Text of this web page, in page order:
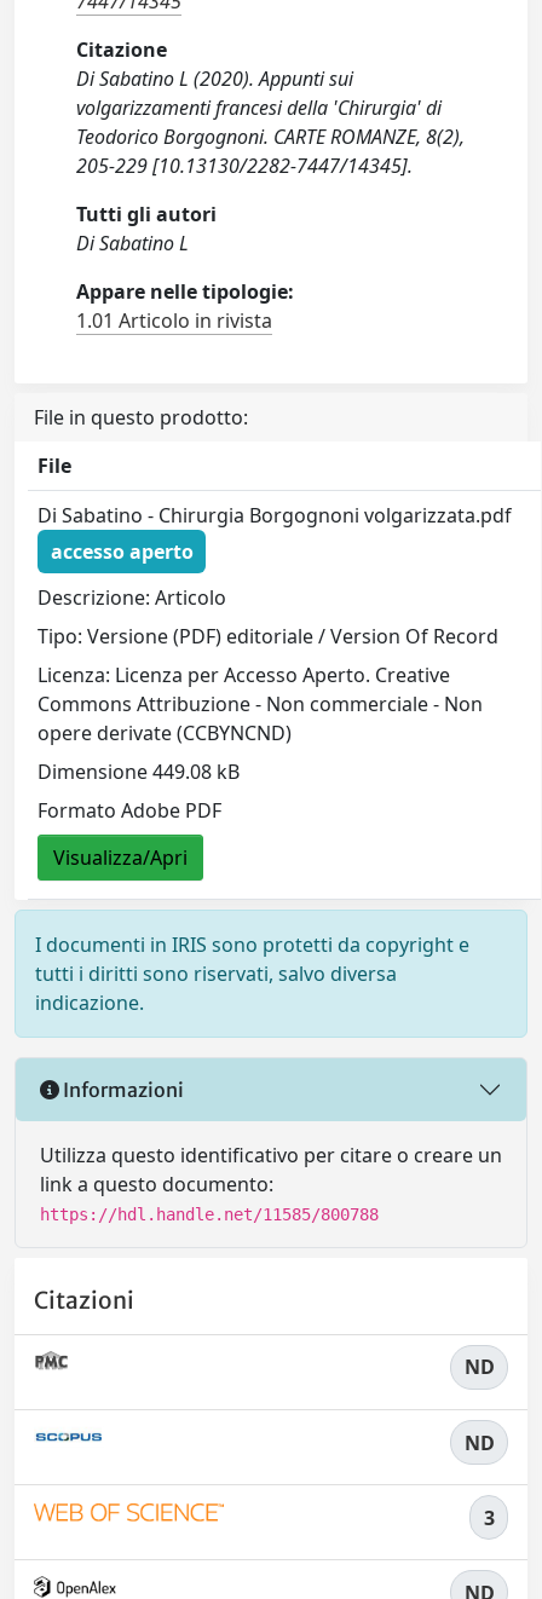
Citazione
Di Sabatino L (2020). Appunti sui
volgarizzamenti francesi della 'Chirurgia' di
Teodorico Borgognoni. CARTE ROMANZE, 8(2),
205-229 [10.13130/2282-7447/14345].
Tutti gli autori
Di Sabatino L
Appare nelle tipologie:
1.01 Articolo in rivista
File in questo prodotto:
File
Di Sabatino - Chirurgia Borgognoni volgarizzata.pdf
accesso aperto
Descrizione: Articolo
Tipo: Versione (PDF) editoriale / Version Of Record
Licenza: Licenza per Accesso Aperto. Creative
Commons Attribuzione - Non commerciale - Non
opere derivate (CCBYNCND)
Dimensione 449.08 kB
Formato Adobe PDF
Visualizza/Apri
I documenti in IRIS sono protetti da copyright e
tutti i diritti sono riservati, salvo diversa
indicazione.
Informazioni
Utilizza questo identificativo per citare o creare un
link a questo documento:
https://hdl.handle.net/11585/800788
Citazioni
ND
ND
3
ND